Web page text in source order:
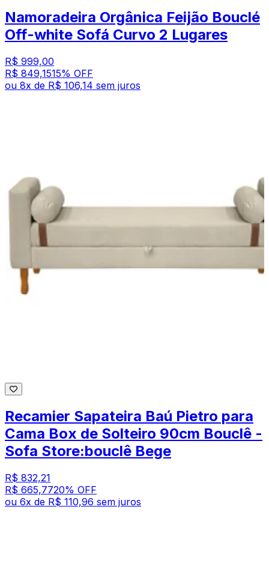
Namoradeira Orgânica Feijão Bouclé
Off-white Sofá Curvo 2 Lugares
R$ 999,00
R$ 849,1515% OFF
ou 8x de R$ 106,14 sem juros
Recamier Sapateira Baú Pietro para
Cama Box de Solteiro 90cm Bouclê -
Sofa Store:bouclê Bege
R$ 832,21
R$ 665,7720% OFF
ou 6x de R$ 110,96 sem juros